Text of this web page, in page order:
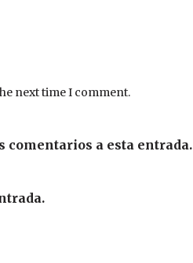
next time I comment.
a esta entrada.